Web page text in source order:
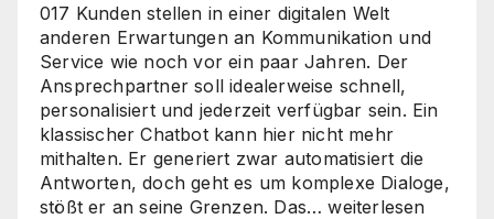
017 Kunden stellen in einer digitalen Welt
anderen Erwartungen an Kommunikation und
Service wie noch vor ein paar Jahren. Der
Ansprechpartner soll idealerweise schnell,
personalisiert und jederzeit verfügbar sein. Ein
klassischer Chatbot kann hier nicht mehr
mithalten. Er generiert zwar automatisiert die
Antworten, doch geht es um komplexe Dialoge,
stößt er an seine Grenzen. Das…Interaktive
weiterlesen